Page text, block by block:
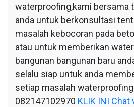
waterproofing,kami bersama
anda untuk berkonsultasi
masalah kebocoran pada
atau untuk memberikan
bangunan bangunan baru
selalu siap untuk anda
setiap masalah
082147102970 KLIK INI Chat